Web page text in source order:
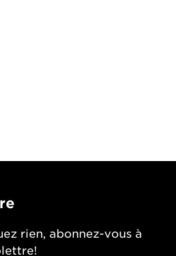
rien, abonnez-vous à